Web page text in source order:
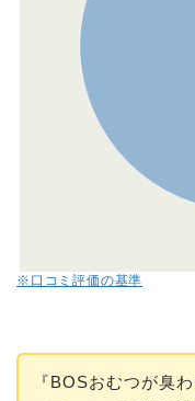
※口コミ評価の基準
『BOSおむつが臭